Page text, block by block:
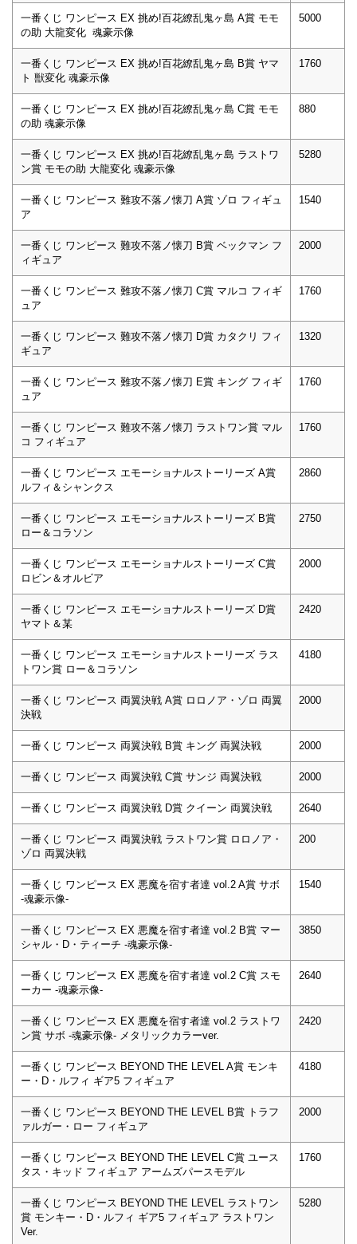
一番くじ ワンピース EX 挑め!百花繚乱鬼ヶ島 A賞 モモ
の助 大龍変化 魂豪示像
5000
一番くじ ワンピース EX 挑め!百花繚乱鬼ヶ島 B賞 ヤマ
ト 獣変化 魂豪示像
1760
一番くじ ワンピース EX 挑め!百花繚乱鬼ヶ島 C賞 モモ
の助 魂豪示像
880
一番くじ ワンピース EX 挑め!百花繚乱鬼ヶ島 ラストワ
ン賞 モモの助 大龍変化 魂豪示像
5280
一番くじ ワンピース 難攻不落ノ懐刀 A賞 ゾロ フィギュ
ア
1540
一番くじ ワンピース 難攻不落ノ懐刀 B賞 ベックマン フ
ィギュア
2000
一番くじ ワンピース 難攻不落ノ懐刀 C賞 マルコ フィギ
ュア
1760
一番くじ ワンピース 難攻不落ノ懐刀 D賞 カタクリ フィ
ギュア
1320
一番くじ ワンピース 難攻不落ノ懐刀 E賞 キング フィギ
ュア
1760
一番くじ ワンピース 難攻不落ノ懐刀 ラストワン賞 マル
コ フィギュア
1760
一番くじ ワンピース エモーショナルストーリーズ A賞
ルフィ＆シャンクス
2860
一番くじ ワンピース エモーショナルストーリーズ B賞
ロー＆コラソン
2750
一番くじ ワンピース エモーショナルストーリーズ C賞
ロビン＆オルビア
2000
一番くじ ワンピース エモーショナルストーリーズ D賞
ヤマト＆某
2420
一番くじ ワンピース エモーショナルストーリーズ ラス
トワン賞 ロー＆コラソン
4180
一番くじ ワンピース 両翼決戦 A賞 ロロノア・ゾロ 両翼
決戦
2000
一番くじ ワンピース 両翼決戦 B賞 キング 両翼決戦 2000
一番くじ ワンピース 両翼決戦 C賞 サンジ 両翼決戦 2000
一番くじ ワンピース 両翼決戦 D賞 クイーン 両翼決戦 2640
一番くじ ワンピース 両翼決戦 ラストワン賞 ロロノア・
ゾロ 両翼決戦
200
一番くじ ワンピース EX 悪魔を宿す者達 vol.2 A賞 サボ
-魂豪示像-
1540
一番くじ ワンピース EX 悪魔を宿す者達 vol.2 B賞 マー
シャル・D・ティーチ -魂豪示像-
3850
一番くじ ワンピース EX 悪魔を宿す者達 vol.2 C賞 スモ
ーカー -魂豪示像-
2640
一番くじ ワンピース EX 悪魔を宿す者達 vol.2 ラストワ
ン賞 サボ -魂豪示像- メタリックカラーver.
2420
一番くじ ワンピース BEYOND THE LEVEL A賞 モンキ
ー・D・ルフィ ギア5 フィギュア
4180
一番くじ ワンピース BEYOND THE LEVEL B賞 トラフ
ァルガー・ロー フィギュア
2000
一番くじ ワンピース BEYOND THE LEVEL C賞 ユース
タス・キッド フィギュア アームズパースモデル
1760
一番くじ ワンピース BEYOND THE LEVEL ラストワン
賞 モンキー・D・ルフィ ギア5 フィギュア ラストワン
Ver.
5280